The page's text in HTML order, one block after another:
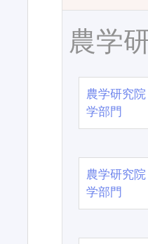
農学
農学研究
学部門
農学研究
学部門